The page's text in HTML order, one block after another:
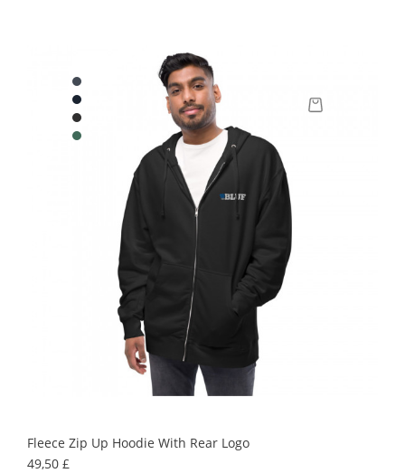
Fleece Zip Up Hoodie With Rear Logo
49,50 £